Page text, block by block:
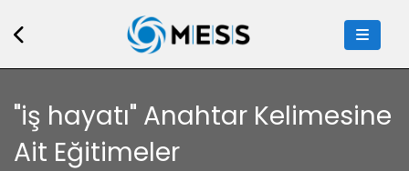
"iş hayatı" Anahtar Kelimesine
Ait Eğitimeler